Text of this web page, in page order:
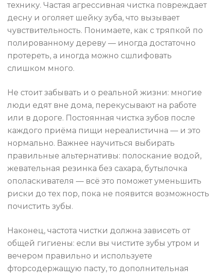
технику. Частая агрессивная чистка повреждает
десну и оголяет шейку зуба, что вызывает
чувствительность. Понимаете, как с тряпкой по
полированному дереву — иногда достаточно
протереть, а иногда можно сшлифовать
слишком много.
Не стоит забывать и о реальной жизни: многие
люди едят вне дома, перекусывают на работе
или в дороге. Постоянная чистка зубов после
каждого приёма пищи нереалистична — и это
нормально. Важнее научиться выбирать
правильные альтернативы: полоскание водой,
жевательная резинка без сахара, бутылочка
ополаскивателя — всё это поможет уменьшить
риски до тех пор, пока не появится возможность
почистить зубы.
Наконец, частота чистки должна зависеть от
общей гигиены: если вы чистите зубы утром и
вечером правильно и используете
фторсодержащую пасту, то дополнительная